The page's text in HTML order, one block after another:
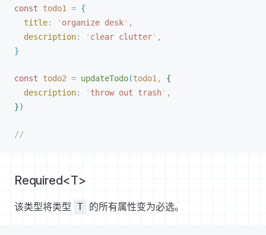
const todo1 = {
title: ' organize desk' ,
description: ' clear clutter' ,
}
const todo2 = updateTodo(todo1 ,
{
description: ' throw out trash' ,
})
//
Required<T>
该类型将类型 T 的所有属性变为必选。